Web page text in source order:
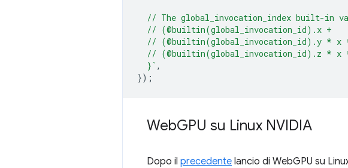
// The global_invocation_index built-in
  // (@builtin(global_invocation_id).x +
// (@builtin(global_invocation_id).y * x
// (@builtin(global_invocation_id).z *
  }`
,
});
WebGPU su Linux NVIDIA
Dopo il precedente lancio di WebGPU su